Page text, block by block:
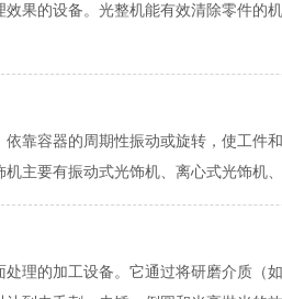
果的设备。光整机能有效清除零件的
靠容器的周期性振动或旋转，使工件
主要有振动式光饰机、离心式光饰机
理的加工设备。它通过将研磨介质（